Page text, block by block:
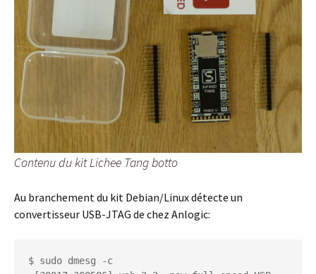
Contenu du kit Lichee Tang botto
Au branchement du kit Debian/Linux détecte un
convertisseur USB-JTAG de chez Anlogic:
$ sudo dmesg -c